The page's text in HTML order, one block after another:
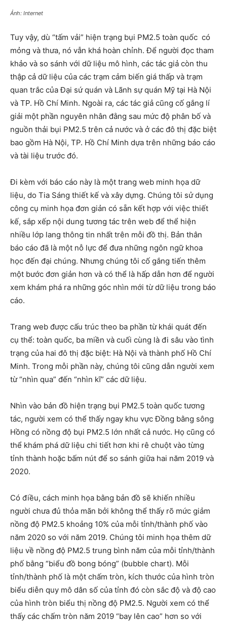
Ảnh: Internet
Tuy vậy, dù “tấm vải” hiện trạng bụi PM2.5 toàn quốc có
mỏng và thưa, nó vẫn khá hoàn chỉnh. Để người đọc tham
khảo và so sánh với dữ liệu mô hình, các tác giả còn thu
thập cả dữ liệu của các trạm cảm biến giá thấp và trạm
quan trắc của Đại sứ quán và Lãnh sự quán Mỹ tại Hà Nội
và TP. Hồ Chí Minh. Ngoài ra, các tác giả cũng cố gắng lí
giải một phần nguyên nhân đằng sau mức độ phân bố và
nguồn thải bụi PM2.5 trên cả nước và ở các đô thị đặc biệt
bao gồm Hà Nội, TP. Hồ Chí Minh dựa trên những báo cáo
và tài liệu trước đó.
Đi kèm với báo cáo này là một trang web minh họa dữ
liệu, do Tia Sáng thiết kế và xây dựng. Chúng tôi sử dụng
công cụ minh họa đơn giản có sẵn kết hợp với việc thiết
kế, sắp xếp nội dung tương tác trên web để thể hiện
nhiều lớp lang thông tin nhất trên mỗi đồ thị. Bản thân
báo cáo đã là một nỗ lực để đưa những ngôn ngữ khoa
học đến đại chúng. Nhưng chúng tôi cố gắng tiến thêm
một bước đơn giản hơn và có thể là hấp dẫn hơn để người
xem khám phá ra những góc nhìn mới từ dữ liệu trong báo
cáo.
Trang web được cấu trúc theo ba phần từ khái quát đến
cụ thể: toàn quốc, ba miền và cuối cùng là đi sâu vào tình
trạng của hai đô thị đặc biệt: Hà Nội và thành phố Hồ Chí
Minh. Trong mỗi phần này, chúng tôi cũng dẫn người xem
từ “nhìn qua” đến “nhìn kĩ” các dữ liệu.
Nhìn vào bản đồ hiện trạng bụi PM2.5 toàn quốc tương
tác, người xem có thể thấy ngay khu vực Đồng bằng sông
Hồng có nồng độ bụi PM2.5 lớn nhất cả nước. Họ cũng có
thể khám phá dữ liệu chi tiết hơn khi rê chuột vào từng
tỉnh thành hoặc bấm nút để so sánh giữa hai năm 2019 và
2020.
Có điều, cách minh họa bằng bản đồ sẽ khiến nhiều
người chưa đủ thỏa mãn bởi không thể thấy rõ mức giảm
nồng độ PM2.5 khoảng 10% của mỗi tỉnh/thành phố vào
năm 2020 so với năm 2019. Chúng tôi minh họa thêm dữ
liệu về nồng độ PM2.5 trung bình năm của mỗi tỉnh/thành
phố bằng “biểu đồ bong bóng” (bubble chart). Mỗi
tỉnh/thành phố là một chấm tròn, kích thước của hình tròn
biểu diễn quy mô dân số của tỉnh đó còn sắc độ và độ cao
của hình tròn biểu thị nồng độ PM2.5. Người xem có thể
thấy các chấm tròn năm 2019 “bay lên cao” hơn so với